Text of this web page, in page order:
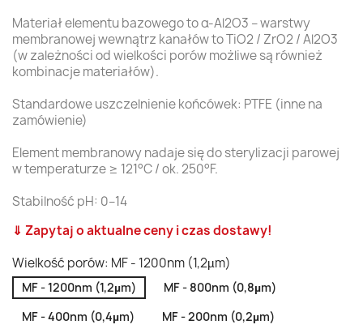
Materiał elementu bazowego to α-Al2O3 – warstwy
membranowej wewnątrz kanałów to TiO2 / ZrO2 / Al2O3
(w zależności od wielkości porów możliwe są również
kombinacje materiałów).
Standardowe uszczelnienie końcówek: PTFE (inne na
zamówienie)
Element membranowy nadaje się do sterylizacji parowej
w temperaturze ≥ 121°C / ok. 250°F.
Stabilność pH: 0–14
⇓ Zapytaj o aktualne ceny i czas dostawy!
Wielkość porów: MF - 1200nm (1,2µm)
MF - 1200nm (1,2µm)
MF - 800nm (0,8µm)
MF - 400nm (0,4µm)
MF - 200nm (0,2µm)